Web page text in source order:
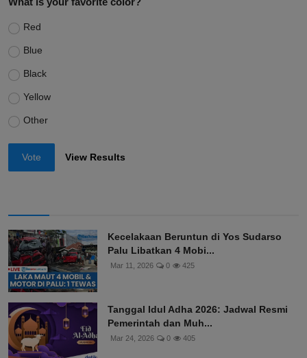
Red
Blue
Black
Yellow
Other
Vote View Results
Kecelakaan Beruntun di Yos Sudarso
Palu Libatkan 4 Mobi...
Mar 11, 2026 0 425
Tanggal Idul Adha 2026: Jadwal Resmi
Pemerintah dan Muh...
Mar 24, 2026 0 405